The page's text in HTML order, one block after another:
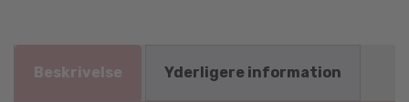
Beskrivelse Yderligere information